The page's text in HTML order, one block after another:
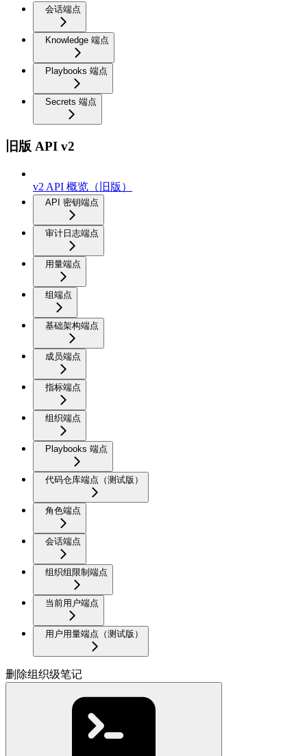
会话端点
Knowledge 端点
Playbooks 端点
Secrets 端点
旧版 API v2
v2 API 概览（旧版）
API 密钥端点
审计日志端点
用量端点
组端点
基础架构端点
成员端点
指标端点
组织端点
Playbooks 端点
代码仓库端点（测试版）
角色端点
会话端点
组织组限制端点
当前用户端点
用户用量端点（测试版）
删除组织级笔记